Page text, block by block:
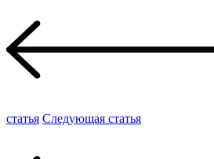
статья Следующая статья